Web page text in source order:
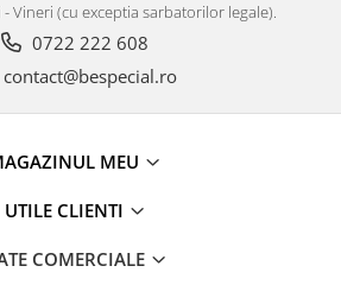
- Vineri (cu exceptia sarbatorilor legale).
0722 222 608
contact@bespecial.ro
MEU
UTILE CLIENTI
COMERCIALE